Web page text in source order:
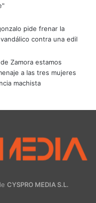
pide frenar la
contra una edil
Zamora estamos
a las tres mujeres
machista
CYSPRO MEDIA S.L.